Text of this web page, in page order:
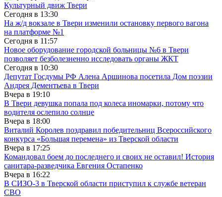
Культурный движ Твери
Сегодня в 13:30
На ж/д вокзале в Твери изменили остановку первого вагона
на платформе №1
Сегодня в 11:57
Новое оборудование городской больницы №6 в Твери
позволяет безболезненно исследовать органы ЖКТ
Сегодня в 10:30
Депутат Госдумы РФ Алена Аршинова посетила Дом поэзии
Андрея Дементьева в Твери
Вчера в 19:10
В Твери девушка попала под колеса иномарки, потому что
водителя ослепило солнце
Вчера в 18:00
Виталий Королев поздравил победительниц Всероссийского
конкурса «Большая перемена» из Тверской области
Вчера в 17:25
Командовал боем до последнего и своих не оставил! История
санитара-разведчика Евгения Остапенко
Вчера в 16:22
В СИЗО-3 в Тверской области приступил к службе ветеран
СВО